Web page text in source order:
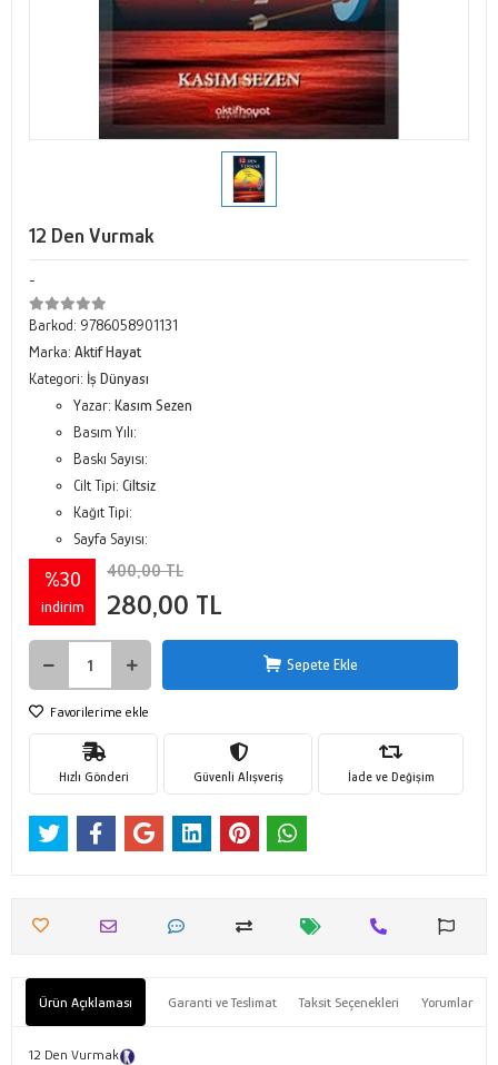
12 Den Vurmak
-
Barkod: 9786058901131
Marka: Aktif Hayat
Kategori: İş Dünyası
Yazar: Kasım Sezen
Basım Yılı:
Baskı Sayısı:
Cilt Tipi: Ciltsiz
Kağıt Tipi:
Sayfa Sayısı:
%30
indirim
400,00 TL
280,00 TL
Sepete Ekle
Favorilerime ekle
Hızlı Gönderi Güvenli Alışveriş İade ve Değişim
Ürün Açıklaması Garanti ve Teslimat Taksit Seçenekleri Yorumlar
12 Den Vurmak